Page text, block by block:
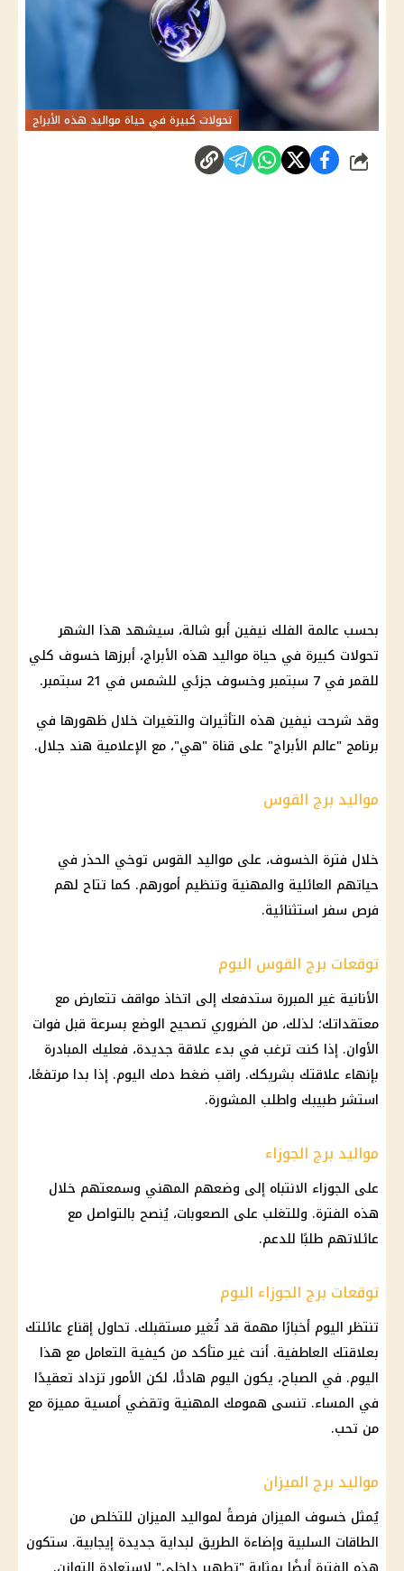
تحولات كبيرة في حياة مواليد هذه الأبراج
شارك
بحسب عالمة الفلك نيفين أبو شالة، سيشهد هذا الشهر
تحولات كبيرة في حياة مواليد هذه الأبراج، أبرزها خسوف كلي
للقمر في 7 سبتمبر وخسوف جزئي للشمس في 21 سبتمبر.
وقد شرحت نيفين هذه التأثيرات والتغيرات خلال ظهورها في
برنامج "عالم الأبراج" على قناة "هي"، مع الإعلامية هند جلال.
مواليد برج القوس
خلال فترة الخسوف، على مواليد القوس توخي الحذر في
حياتهم العائلية والمهنية وتنظيم أمورهم. كما تتاح لهم
فرص سفر استثنائية.
توقعات برج القوس اليوم
الأنانية غير المبررة ستدفعك إلى اتخاذ مواقف تتعارض مع
معتقداتك؛ لذلك، من الضروري تصحيح الوضع بسرعة قبل فوات
الأوان. إذا كنت ترغب في بدء علاقة جديدة، فعليك المبادرة
بإنهاء علاقتك بشريكك. راقب ضغط دمك اليوم. إذا بدا مرتفعًا،
استشر طبيبك واطلب المشورة.
مواليد برج الجوزاء
على الجوزاء الانتباه إلى وضعهم المهني وسمعتهم خلال
هذه الفترة. وللتغلب على الصعوبات، يُنصح بالتواصل مع
عائلاتهم طلبًا للدعم.
توقعات برج الجوزاء اليوم
تنتظر اليوم أخبارًا مهمة قد تُغير مستقبلك. تحاول إقناع عائلتك
بعلاقتك العاطفية. أنت غير متأكد من كيفية التعامل مع هذا
اليوم. في الصباح، يكون اليوم هادئًا، لكن الأمور تزداد تعقيدًا
في المساء. تنسى همومك المهنية وتقضي أمسية مميزة مع
من تحب.
مواليد برج الميزان
يُمثل خسوف الميزان فرصةً لمواليد الميزان للتخلص من
الطاقات السلبية وإضاءة الطريق لبداية جديدة إيجابية. ستكون